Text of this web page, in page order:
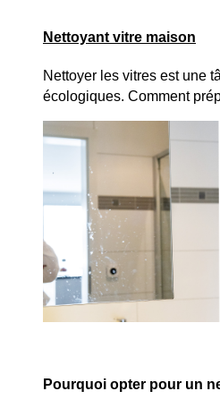
Nettoyant vitre maison
Nettoyer les vitres est une
écologiques. Comment
Pourquoi opter pour un